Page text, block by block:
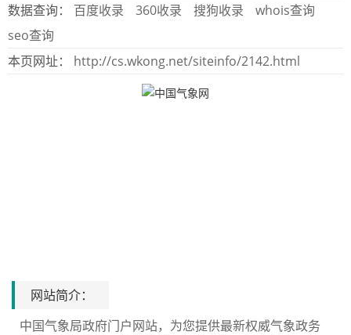
数据查询： 百度收录 360收录 搜狗收录
whois查询
seo查询
本页网址： http://cs.wkong.net/siteinfo/2142.html
网站简介：
中国气象局政府门户网站，为您提供最新权威气象政务